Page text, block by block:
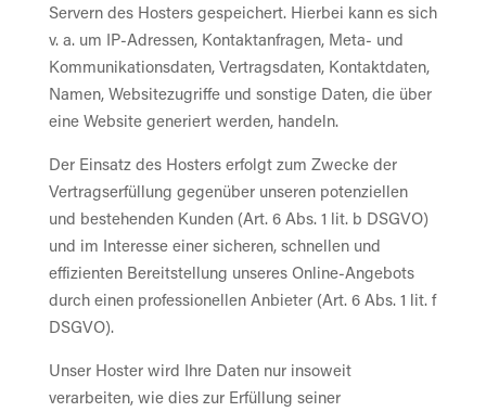
Servern des Hosters gespeichert. Hierbei kann es sich
v. a. um IP-Adressen, Kontaktanfragen, Meta- und
Kommunikationsdaten, Vertragsdaten, Kontaktdaten,
Namen, Websitezugriffe und sonstige Daten, die über
eine Website generiert werden, handeln.
Der Einsatz des Hosters erfolgt zum Zwecke der
Vertragserfüllung gegenüber unseren potenziellen
und bestehenden Kunden (Art. 6 Abs. 1 lit. b DSGVO)
und im Interesse einer sicheren, schnellen und
effizienten Bereitstellung unseres Online-Angebots
durch einen professionellen Anbieter (Art. 6 Abs. 1 lit. f
DSGVO).
Unser Hoster wird Ihre Daten nur insoweit
verarbeiten, wie dies zur Erfüllung seiner